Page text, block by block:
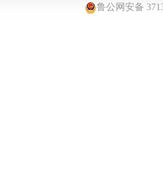
鲁公网安备